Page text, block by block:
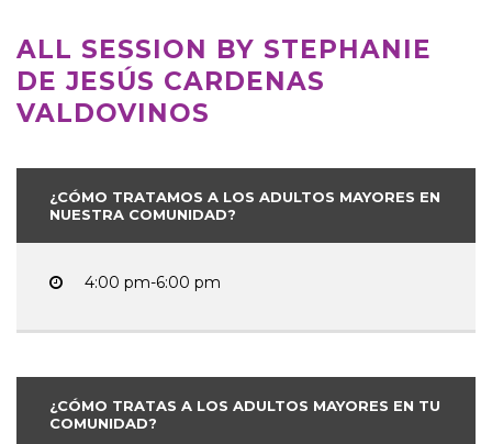
ALL SESSION BY STEPHANIE
DE JESÚS CARDENAS
VALDOVINOS
¿CÓMO TRATAMOS A LOS ADULTOS MAYORES EN
NUESTRA COMUNIDAD?
4:00 pm-6:00 pm
¿CÓMO TRATAS A LOS ADULTOS MAYORES EN TU
COMUNIDAD?